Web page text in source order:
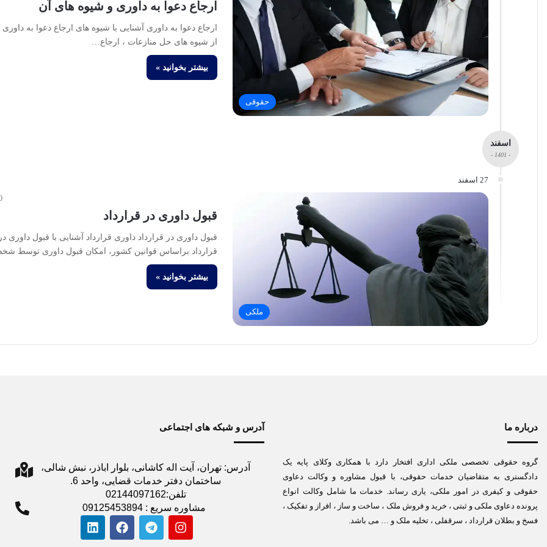
حقوقی
ارجاع دعوا به داوری و شیوه های آن
ارجاع دعوا به داوری آشنایی با شیوه های ارجاع دعوا به
از شیوه های حل منازعات ، ارجاع…
بیشتر بخوانید »
اسفند
- 1401 -
27 اسفند
ملکی
قبول داوری در قرارداد
قبول داوری در قرارداد داوری قرارداد آشنایی با قبول داوری در
قرارداد براساس قوانین کشور، امکان قبول داوری توسط
بیشتر بخوانید »
درباره ما
گروه حقوقی تخصصی ملکی اداری افتخار دارد با همکاری وکلای پایه یک
دادگستری به متقاضیان خدمات حقوقی، با قبول مشاوره و وکالت دعاوی
حقوقی و کیفری در امور ملکی، یاری رساند. خدمات ما شامل وکالت انواع
پرونده دعاوی ملکی و ثبتی ، خرید و فروش ملک ، ساخت و ساز ، افراز و تفکیک ،
فسخ و بطلان قرارداد ، سرقفلی ، تخلیه ملک و … می باشد.
آدرس و شبکه های اجتماعی
آدرس: تهران، آیت اله کاشانی، بلوار اباذر، نبش شالی،
ساختمان دفتر خدمات قضایی، واحد 6.
تلفن:02144097162
مشاوره سریع : 09125453894